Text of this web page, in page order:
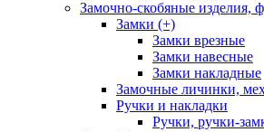
Замочно-скобяные изделия,
Замки (+)
Замки врезные
Замки навесные
Замки накладные
Замочные личинки,
Ручки и накладки
Ручки, ручки-